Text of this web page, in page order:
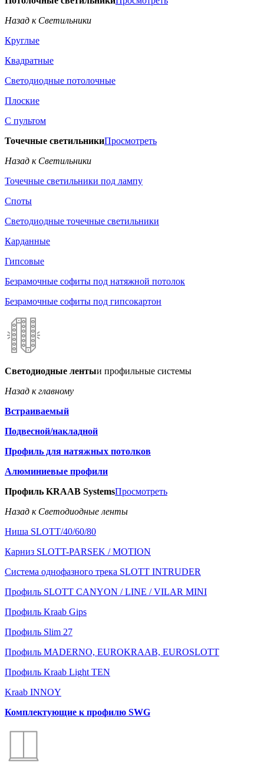
Назад к Светильники
Круглые
Квадратные
Светодиодные потолочные
Плоские
С пультом
Точечные светильникиПросмотреть
Назад к Светильники
Точечные светильники под лампу
Споты
Светодиодные точечные светильники
Карданные
Гипсовые
Безрамочные софиты под натяжной потолок
Безрамочные софиты под гипсокартон
Светодиодные лентыи профильные системы
Назад к главному
Встраиваемый
Подвесной/накладной
Профиль для натяжных потолков
Алюминиевые профили
Профиль KRAAB SystemsПросмотреть
Назад к Светодиодные ленты
Ниша SLOTT/40/60/80
Карниз SLOTT-PARSEK / MOTION
Система однофазного трека SLOTT INTRUDER
Профиль SLOTT CANYON / LINE / VILAR MINI
Профиль Kraab Gips
Профиль Slim 27
Профиль MADERNO, EUROKRAAB, EUROSLOTT
Профиль Kraab Light TEN
Kraab INNOY
Комплектующие к профилю SWG